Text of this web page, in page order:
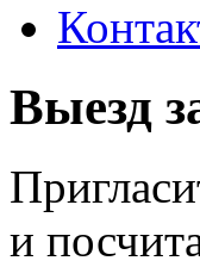
Выезд
и